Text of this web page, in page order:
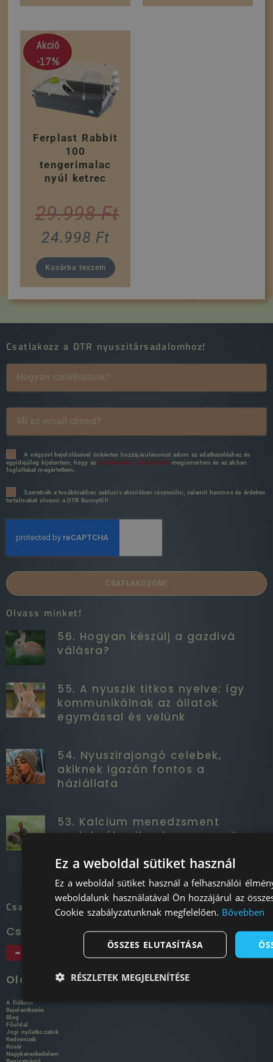
Akció
-17%
Ferplast Rabbit
100
tengerimalac
nyúl ketrec
29.998Ft
24.998 Ft
Kosárba teszem
Csatlakozz a DTR nyuszitársadalomhoz!
A négyzet bejelölésével önkéntes hozzájárulásomat adom az adatkezeléshez és
egyidejűleg kijelentem, hogy az Adatkezelési Tájékoztatót megismertem és az abban
foglaltakat megértettem.
Szeretnék a továbbiakban exkluzív akciókban részesülni, valamit hasznos és érdekes
tartalmakat olvasni a DTR Bunnytől!
CSATLAKOZOM!
Olvass minket!
56. Hogyan készülj a gazdivá
válásra?
55. A nyuszik titkos nyelve: így
kommunikálnak az állatok
egymással és velünk
54. Nyuszirajongó celebek,
akiknek igazán fontos a
háziállata
53. Kalcium menedzsment
nyulaknál: mikor hasznos, mikor
kalciumtartalmú étrend?
Csatlakozz zárt facebook klubbunkhoz!
Csatlakozz a Klubhoz!
➡️ DTR Bunny Kisállat Mánia Klub
Oldaltérkép
A fiókom
Bejelentkezés
Blog
Főoldal
Jogi nyilatkozatok
Kedvencek
Kosár
Nagykereskedelem
Ez a weboldal sütiket használ
Ez a weboldal sütiket használ a felhasználói
weboldalunk használatával Ön hozzájárul az
Cookie szabályzatunknak megfelelően. Bővebben
ÖSSZES ELUTASÍTÁSA
RÉSZLETEK MEGJELENÍTÉSE